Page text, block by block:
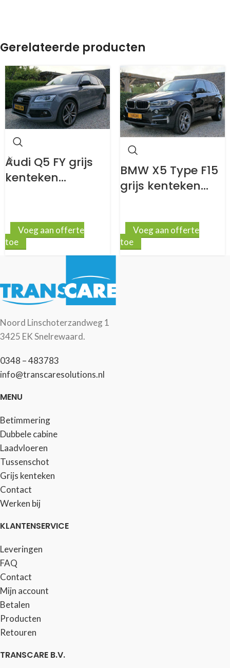
Gerelateerde producten
Audi Q5 FY grijs
kenteken
Voeg aan offerte
toe
BMW X5 Type F15
grijs kenteken
Voeg aan offerte
toe
Noord Linschoterzandweg 1
3425 EK Snelrewaard.
0348 – 483783
info@transcaresolutions.nl
MENU
Betimmering
Dubbele cabine
Laadvloeren
Tussenschot
Grijs kenteken
Contact
Werken bij
KLANTENSERVICE
Leveringen
FAQ
Contact
Mijn account
Betalen
Producten
Retouren
TRANSCARE B.V.